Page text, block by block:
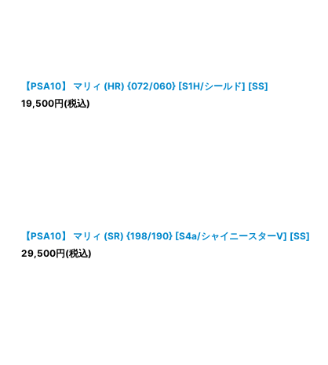
【PSA10】 マリィ (HR) {072/060} [S1H/シールド] [SS]
19,500円(税込)
【PSA10】 マリィ (SR) {198/190} [S4a/シャイニースターV] [SS]
29,500円(税込)